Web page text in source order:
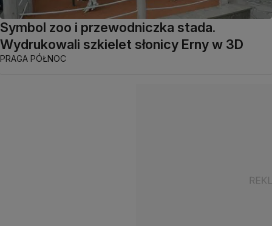
Symbol zoo i przewodniczka stada.
Wydrukowali szkielet słonicy Erny w 3D
PRAGA PÓŁNOC